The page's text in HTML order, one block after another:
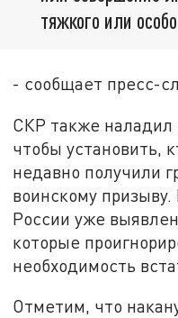
тяжкого или
- сообщает пресс-
СКР также наладил
чтобы установить,
недавно получили
воинскому
России уже
которые
необходимость
Отметим, что